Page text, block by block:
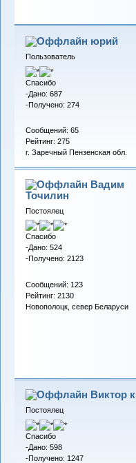
юрий
Пользователь
Спасибо
-Дано: 687
-Получено: 274
Сообщений: 65
Рейтинг: 275
г. Заречный Пензенская обл.
Вадим
Точилин
Постоялец
Спасибо
-Дано: 524
-Получено: 2123
Сообщений: 123
Рейтинг: 2130
Новополоцк, север Беларуси
Виктор к
Постоялец
Спасибо
-Дано: 598
-Получено: 1247